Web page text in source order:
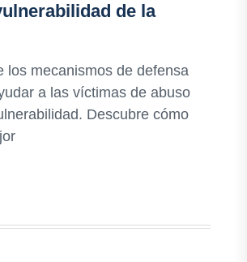
de la
los mecanismos de defensa
a las víctimas de abuso
Descubre cómo